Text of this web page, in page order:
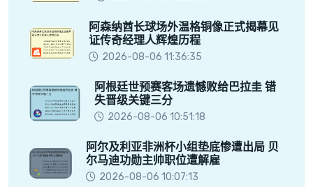
阿森纳酋长球场外温格铜像正式揭幕见
证传奇经理人辉煌历程
2026-08-06 11:36:35
阿根廷世预赛客场遗憾败给巴拉圭 错
失晋级关键三分
2026-08-06 10:51:18
阿尔及利亚非洲杯小组垫底惨遭出局 贝
尔马迪功勋主帅职位遭解雇
2026-08-06 10:07:13